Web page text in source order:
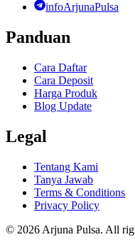
infoArjunaPulsa
Panduan
Cara Daftar
Cara Deposit
Harga Produk
Blog Update
Legal
Tentang Kami
Tanya Jawab
Terms & Conditions
Privacy Policy
© 2026 Arjuna Pulsa. All